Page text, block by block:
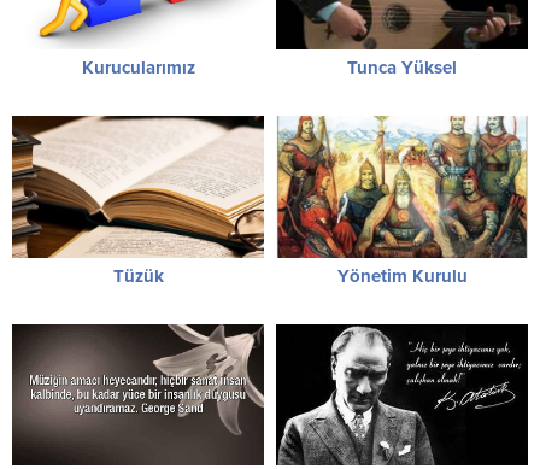
Kurucularımız Tunca Yüksel
Tüzük Yönetim Kurulu